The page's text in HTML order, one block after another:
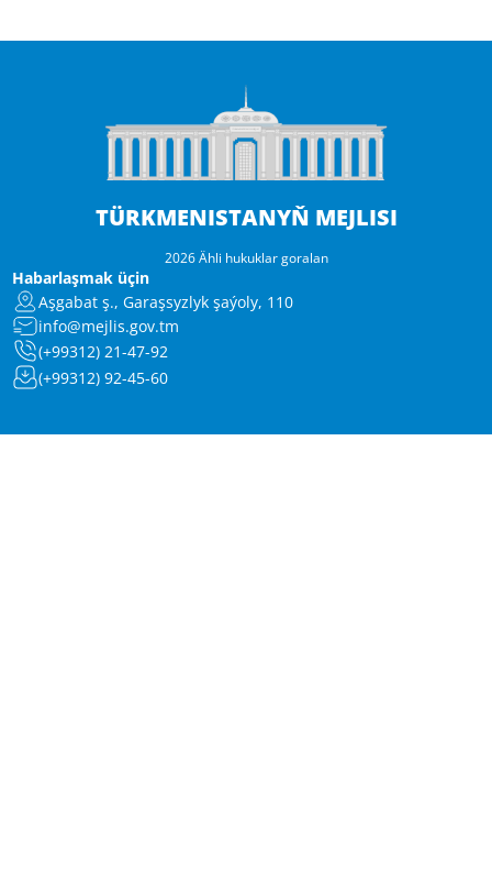
TÜRKMENISTANYŇ MEJLISI
2026 Ähli hukuklar goralan
Habarlaşmak üçin
Aşgabat ş., Garaşsyzlyk şaýoly, 110
info@mejlis.gov.tm
(+99312) 21-47-92
(+99312) 92-45-60